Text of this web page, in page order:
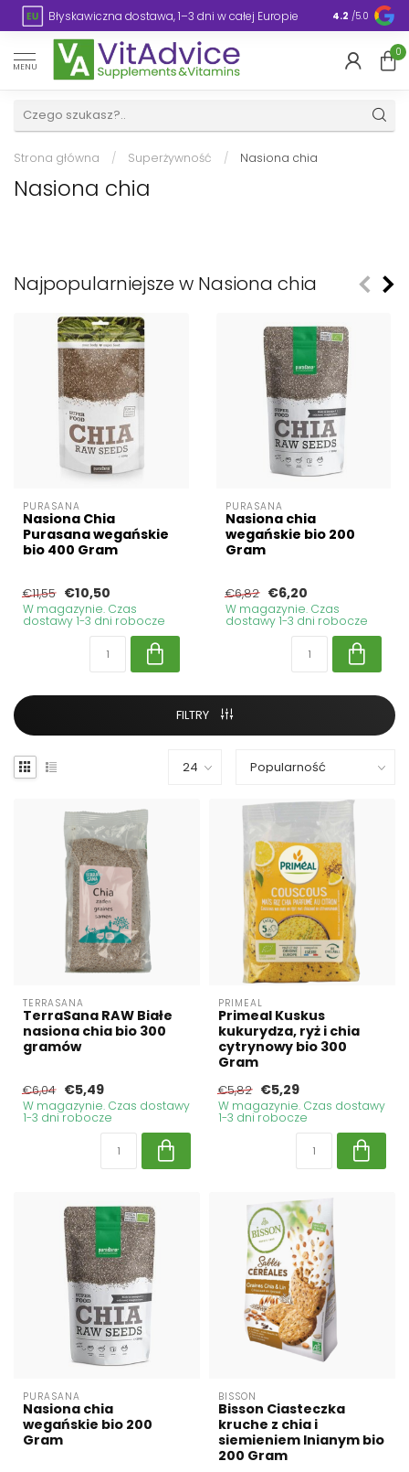
Błyskawiczna dostawa, 1–3 dni w całej Europie 4.2 /5.0
MENU
0
Strona główna / Superżywność / Nasiona chia
Nasiona chia
Najpopularniejsze w Nasiona chia
PURASANA
Nasiona Chia
Purasana wegańskie
bio 400 Gram
€11,55 €10,50
W magazynie. Czas
dostawy 1-3 dni robocze
PURASANA
Nasiona chia
wegańskie bio 200
Gram
€6,82 €6,20
W magazynie. Czas
dostawy 1-3 dni robocze
FILTRY
TERRASANA
TerraSana RAW Białe
nasiona chia bio 300
gramów
€6,04 €5,49
W magazynie. Czas dostawy
1-3 dni robocze
PRIMEAL
Primeal Kuskus
kukurydza, ryż i chia
cytrynowy bio 300
Gram
€5,82 €5,29
W magazynie. Czas dostawy
1-3 dni robocze
PURASANA
Nasiona chia
wegańskie bio 200
Gram
BISSON
Bisson Ciasteczka
kruche z chia i
siemieniem lnianym bio
200 Gram